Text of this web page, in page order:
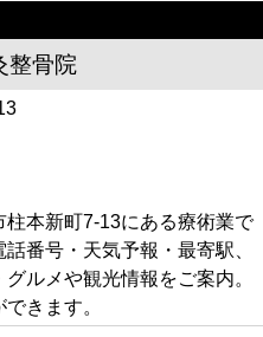
整骨院
本新町7-13にある療術業で
番号・天気予報・最寄駅、
ルメや観光情報をご案内。
きます。